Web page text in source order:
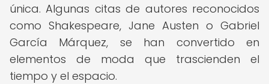
única. Algunas citas de autores reconocidos
como Shakespeare, Jane Austen o Gabriel
García Márquez, se han convertido en
elementos de moda que trascienden el
tiempo y el espacio.